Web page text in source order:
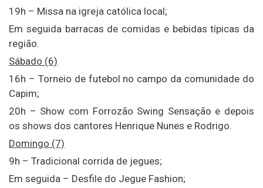
19h – Missa na igreja católica local;
Em seguida barracas de comidas e bebidas típicas da
região.
Sábado (6)
16h – Torneio de futebol no campo da comunidade do
Capim;
20h – Show com Forrozão Swing Sensação e depois
os shows dos cantores Henrique Nunes e Rodrigo.
Domingo (7)
9h – Tradicional corrida de jegues;
Em seguida – Desfile do Jegue Fashion;